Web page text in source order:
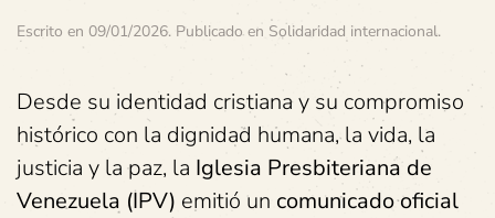
Escrito en 09/01/2026. Publicado en Solidaridad internacional.
Desde su identidad cristiana y su compromiso
histórico con la dignidad humana, la vida, la
justicia y la paz, la Iglesia Presbiteriana de
Venezuela (IPV) emitió un comunicado oficial